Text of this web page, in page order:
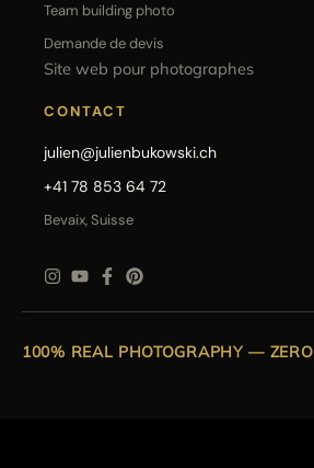
Team building photo
Demande de devis
Site web pour photographes
CONTACT
julien@julienbukowski.ch
+41 78 853 64 72
Bevaix, Suisse
100% REAL PHOTOGRAPHY —